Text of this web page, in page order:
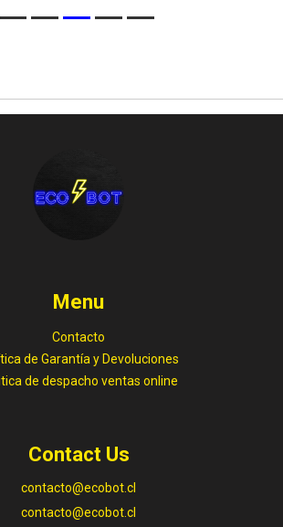
Menu
Contacto
de Garantía y Devoluciones
de despacho ventas online
Contact Us
contacto@ecobot.cl
contacto@ecobot.cl